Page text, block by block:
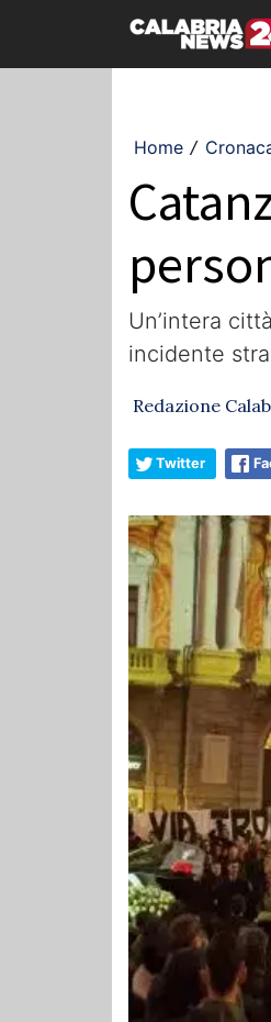
Home /
Un’intera
incidente
Redazione
Twitter